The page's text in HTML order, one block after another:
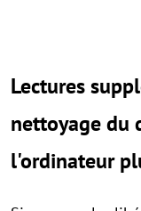
Lectures
nettoyage du
l'ordinateur